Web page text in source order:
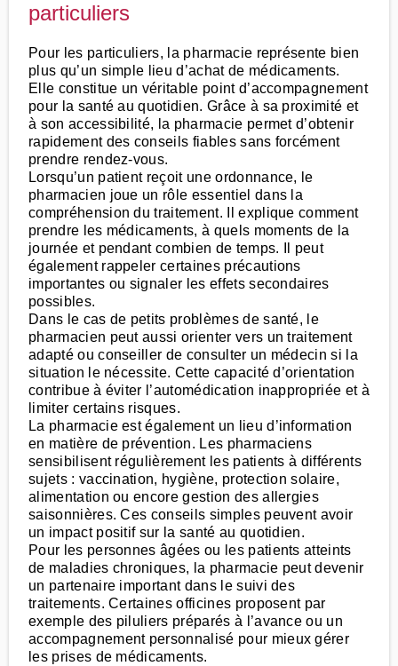
particuliers
Pour les particuliers, la pharmacie représente bien
plus qu’un simple lieu d’achat de médicaments.
Elle constitue un véritable point d’accompagnement
pour la santé au quotidien. Grâce à sa proximité et
à son accessibilité, la pharmacie permet d’obtenir
rapidement des conseils fiables sans forcément
prendre rendez-vous.
Lorsqu’un patient reçoit une ordonnance, le
pharmacien joue un rôle essentiel dans la
compréhension du traitement. Il explique comment
prendre les médicaments, à quels moments de la
journée et pendant combien de temps. Il peut
également rappeler certaines précautions
importantes ou signaler les effets secondaires
possibles.
Dans le cas de petits problèmes de santé, le
pharmacien peut aussi orienter vers un traitement
adapté ou conseiller de consulter un médecin si la
situation le nécessite. Cette capacité d’orientation
contribue à éviter l’automédication inappropriée et à
limiter certains risques.
La pharmacie est également un lieu d’information
en matière de prévention. Les pharmaciens
sensibilisent régulièrement les patients à différents
sujets : vaccination, hygiène, protection solaire,
alimentation ou encore gestion des allergies
saisonnières. Ces conseils simples peuvent avoir
un impact positif sur la santé au quotidien.
Pour les personnes âgées ou les patients atteints
de maladies chroniques, la pharmacie peut devenir
un partenaire important dans le suivi des
traitements. Certaines officines proposent par
exemple des piluliers préparés à l’avance ou un
accompagnement personnalisé pour mieux gérer
les prises de médicaments.